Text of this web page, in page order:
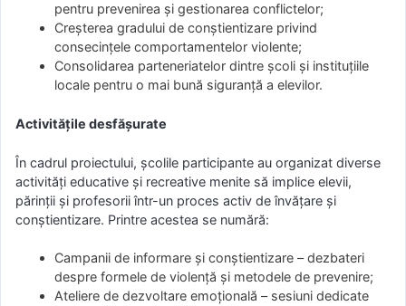
pentru prevenirea și gestionarea conflictelor;
Creșterea gradului de conștientizare privind
consecințele comportamentelor violente;
Consolidarea parteneriatelor dintre școli și instituțiile
locale pentru o mai bună siguranță a elevilor.
Activitățile desfășurate
În cadrul proiectului, școlile participante au organizat diverse
activități educative și recreative menite să implice elevii,
părinții și profesorii într-un proces activ de învățare și
conștientizare. Printre acestea se numără:
Campanii de informare și conștientizare – dezbateri
despre formele de violență și metodele de prevenire;
Ateliere de dezvoltare emoțională – sesiuni dedicate